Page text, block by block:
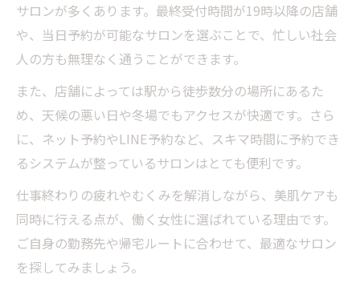
サロンが多くあります。最終受付時間が19時以降の店舗
や、当日予約が可能なサロンを選ぶことで、忙しい社会
人の方も無理なく通うことができます。
また、店舗によっては駅から徒歩数分の場所にあるた
め、天候の悪い日や冬場でもアクセスが快適です。さら
に、ネット予約やLINE予約など、スキマ時間に予約でき
るシステムが整っているサロンはとても便利です。
仕事終わりの疲れやむくみを解消しながら、美肌ケアも
同時に行える点が、働く女性に選ばれている理由です。
ご自身の勤務先や帰宅ルートに合わせて、最適なサロン
を探してみましょう。